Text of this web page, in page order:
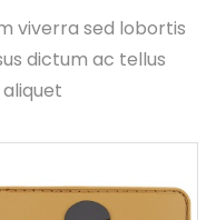
viverra sed lobortis
dictum ac tellus